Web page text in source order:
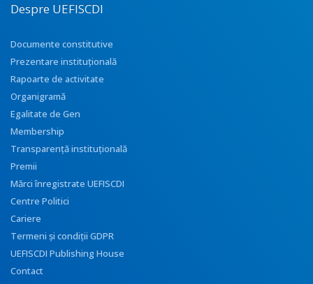
Despre UEFISCDI
Documente constitutive
Prezentare instituţională
Rapoarte de activitate
Organigramă
Egalitate de Gen
Membership
Transparenţă instituţională
Premii
Mărci înregistrate UEFISCDI
Centre Politici
Cariere
Termeni și condiții GDPR
UEFISCDI Publishing House
Contact